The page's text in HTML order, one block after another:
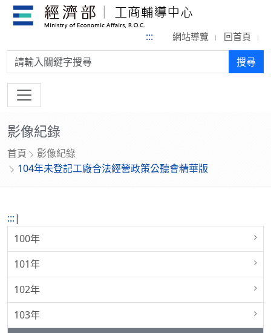
::: 網站導覽 回首頁
搜尋: 搜尋
影像紀錄
首頁
影像紀錄
104年未登記工廠合法經營政策公聽會精華版
:::|
100年
101年
102年
103年